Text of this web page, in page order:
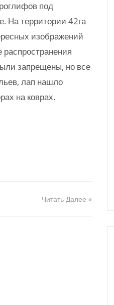
под
На территории 42га
изображений
запрещены, но все
лап нашло
на коврах.
Читать Далее »